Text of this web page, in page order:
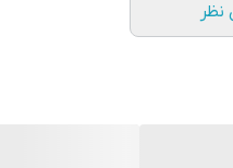
نظر